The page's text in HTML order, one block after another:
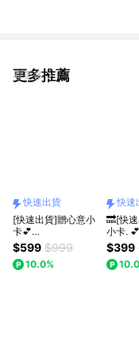
更多推薦
看更多
快速出貨
[快速出貨]贈心意小
卡💕
【COCODOR】經
典MINI系列擴香禮
盒 (50mlx8入.) 生
$599 $999
10.0%
快速
🔜[快
小卡. 💕
【
典MINI
盒 (
$399